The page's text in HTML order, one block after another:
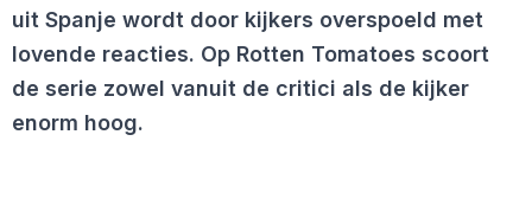
uit Spanje wordt door kijkers overspoeld met
lovende reacties. Op Rotten Tomatoes scoort
de serie zowel vanuit de critici als de kijker
enorm hoog.